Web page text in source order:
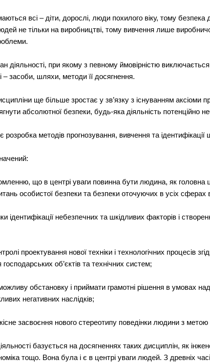
всі – діти, дорослі, люди похилого віку, тому
не тільки на виробництві, тому вивчення лише
діяльності, при якому з певному ймовірністю
– засоби, шляхи, методи її досягнення.
ще більше зростає у зв’язку з існуванням аксіоми
абсолютної безпеки, будь-яка діяльність потенційно
методів прогнозування, вивчення та
що в центрі уваги повинна бути людина, як головна
особистої безпеки та безпеки оточуючих в усіх сферах
ідентифікації небезпечних та шкідливих факторів і
проектування нової техніки і технологічних процесів
об’єктів та технічних систем;
обстановку і приймати грамотні рішення в умовах
негативних наслідків;
засвоєння нового стереотипу поведінки людини з
базується на досягненнях таких дисциплін, як
тощо. Вона була і є в центрі уваги людей. З древніх